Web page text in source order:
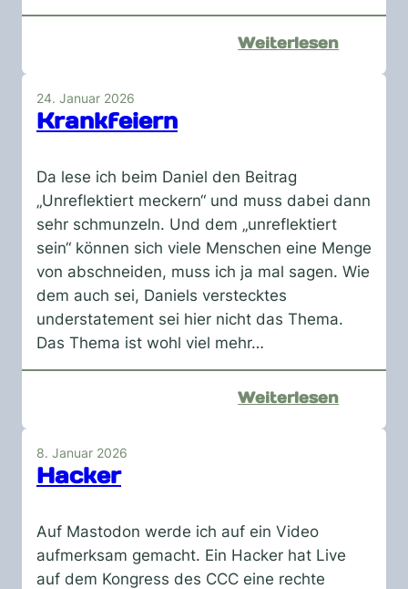
Weiterlesen:
24. Januar 2026
Krankfeiern
Da lese ich beim Daniel den Beitrag
„Unreflektiert meckern“ und muss dabei dann
sehr schmunzeln. Und dem „unreflektiert
sein“ können sich viele Menschen eine Menge
von abschneiden, muss ich ja mal sagen. Wie
dem auch sei, Daniels verstecktes
understatement sei hier nicht das Thema.
Das Thema ist wohl viel mehr…
Weiterlesen:
8. Januar 2026
Hacker
Auf Mastodon werde ich auf ein Video
aufmerksam gemacht. Ein Hacker hat Live
auf dem Kongress des CCC eine rechte